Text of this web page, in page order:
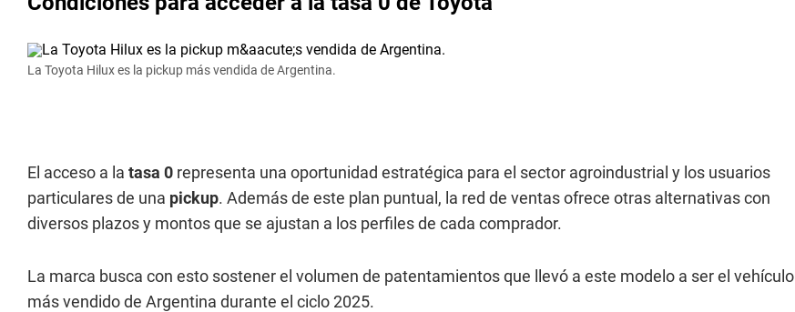
La Toyota Hilux es la pickup más vendida de Argentina.
El acceso a la tasa 0 representa una oportunidad estratégica para el sector agroindustrial y los usuarios
particulares de una pickup. Además de este plan puntual, la red de ventas ofrece otras alternativas con
diversos plazos y montos que se ajustan a los perfiles de cada comprador.
La marca busca con esto sostener el volumen de patentamientos que llevó a este modelo a ser el vehículo
más vendido de Argentina durante el ciclo 2025.